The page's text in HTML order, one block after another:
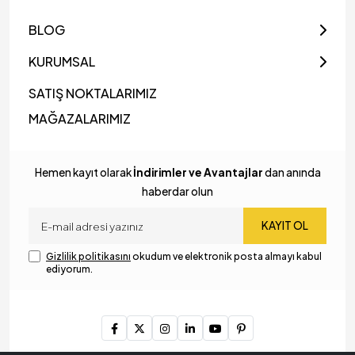
BLOG
KURUMSAL
SATIŞ NOKTALARIMIZ
MAĞAZALARIMIZ
Hemen kayıt olarakİndirimler ve Avantajlardan anında
haberdar olun
KAYIT OL
Gizlilik politikasını okudum ve elektronik posta almayı kabul
ediyorum.